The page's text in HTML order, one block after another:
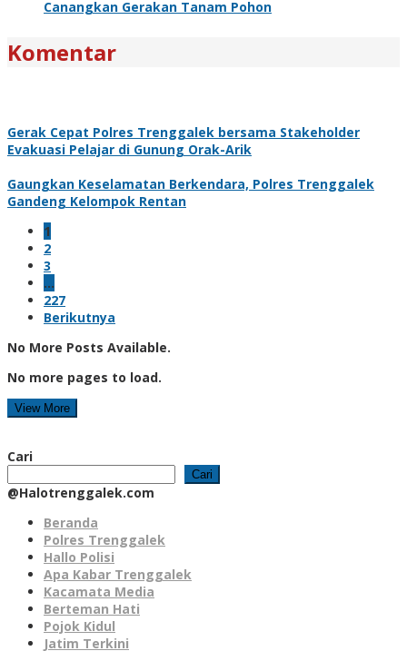
Canangkan Gerakan Tanam Pohon
Komentar
Gerak Cepat Polres Trenggalek bersama Stakeholder
Evakuasi Pelajar di Gunung Orak-Arik
Gaungkan Keselamatan Berkendara, Polres Trenggalek
Gandeng Kelompok Rentan
1
2
3
…
227
Berikutnya
No More Posts Available.
No more pages to load.
View More
Cari
Cari
@Halotrenggalek.com
Beranda
Polres Trenggalek
Hallo Polisi
Apa Kabar Trenggalek
Kacamata Media
Berteman Hati
Pojok Kidul
Jatim Terkini